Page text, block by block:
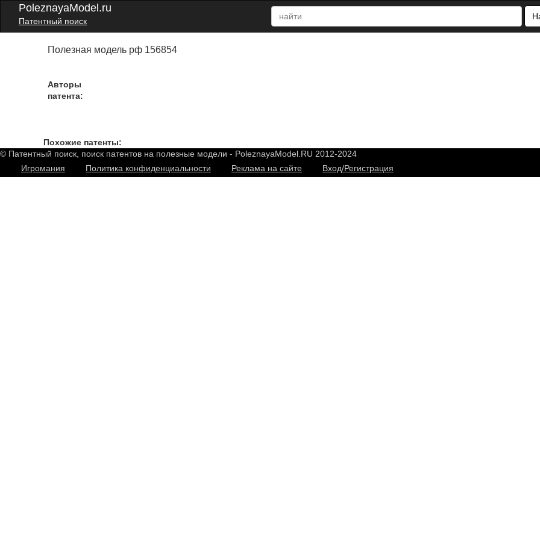
PoleznayaModel.ru
Патентный поиск
Полезная модель рф 156854
Авторы
патента:
Похожие патенты:
© Патентный поиск, поиск патентов на полезные модели - PoleznayaModel.RU 2012-2024
Игромания
Политика конфиденциальности Реклама на сайте Вход/Регистрация